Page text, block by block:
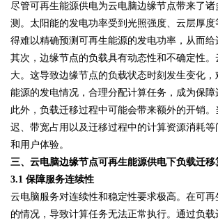
d
尽管可再生能源供电为云电脑边缘节点带来了
测。太阳能的发电功率受到光照强度、云层厚
得难以精确预测可再生能源的发电功率，从而
其次，边缘节点的负载具有动态性和不确定性
大。这导致边缘节点的负载状态时刻发生变化
能源的发电情况，合理分配计算任务，成为保
此外，负载迁移过程中可能会带来额外的开销
迟、带宽占用以及迁移过程中的计算资源消耗
和用户体验。
三、云电脑边缘节点可再生能源供电下负载迁
3.1 保障服务连续性
云电脑服务对连续性和稳定性要求极高。在可
的情况，导致计算任务无法正常执行。通过负